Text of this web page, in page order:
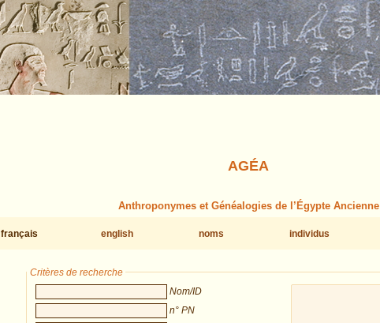
AGÉA
Anthroponymes et Généalogies de l’Égypte Ancienne
français english noms individus
Critères de recherche
Nom/ID
n° PN